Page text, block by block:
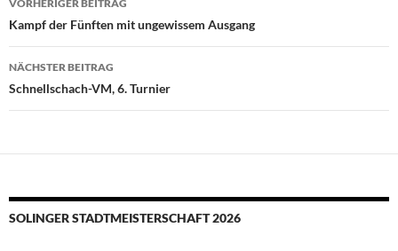
VORHERIGER BEITRAG
Kampf der Fünften mit ungewissem Ausgang
NÄCHSTER BEITRAG
Schnellschach-VM, 6. Turnier
SOLINGER STADTMEISTERSCHAFT 2026